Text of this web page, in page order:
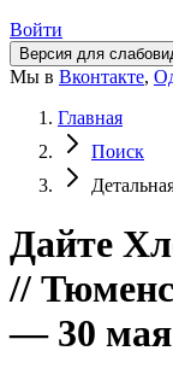
Войти
Версия для
Мы в Вконтакте,
Главная
Поиск
Дайте
//
— 30 мая